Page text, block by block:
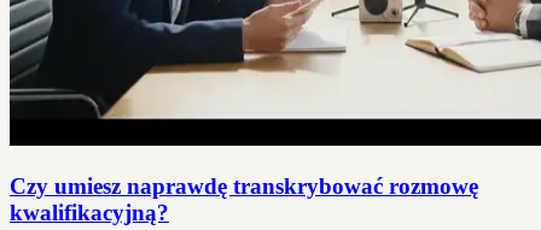
Czy umiesz naprawdę transkrybować rozmowę
kwalifikacyjną?